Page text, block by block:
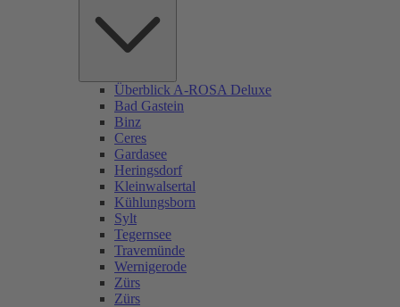
Überblick A-ROSA Deluxe
Bad Gastein
Binz
Ceres
Gardasee
Heringsdorf
Kleinwalsertal
Kühlungsborn
Sylt
Tegernsee
Travemünde
Wernigerode
Zürs
Zürs